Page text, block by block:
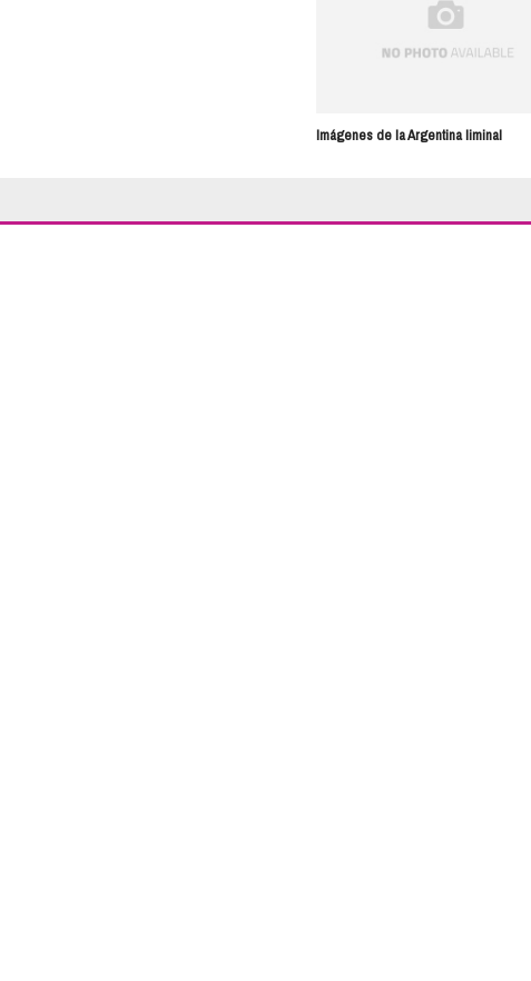
Imágenes de la Argentina liminal